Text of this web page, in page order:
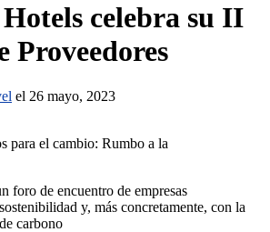
celebra su II
Proveedores
el 26 mayo, 2023
para el cambio: Rumbo a la
foro de encuentro de empresas
y, más concretamente, con la
carbono